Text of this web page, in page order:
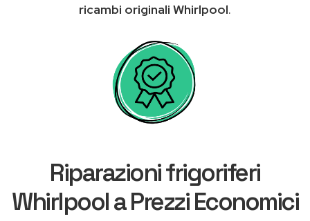
ricambi originali Whirlpool.
Riparazioni frigoriferi
Whirlpool a Prezzi Economici